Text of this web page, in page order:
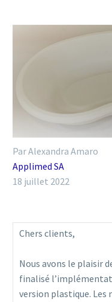
Par Alexandra Amaro
Applimed SA
18 juillet 2022
Chers clients,
Nous avons le plaisir
finalisé
version plastique. Les